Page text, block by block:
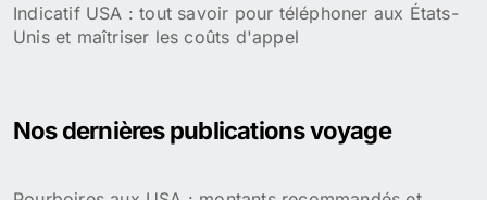
Indicatif USA : tout savoir pour téléphoner aux États-
Unis et maîtriser les coûts d'appel
Nos dernières publications voyage